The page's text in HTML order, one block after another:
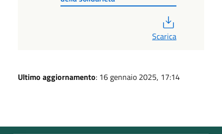
Scarica
Ultimo aggiornamento: 16 gennaio 2025, 17:14